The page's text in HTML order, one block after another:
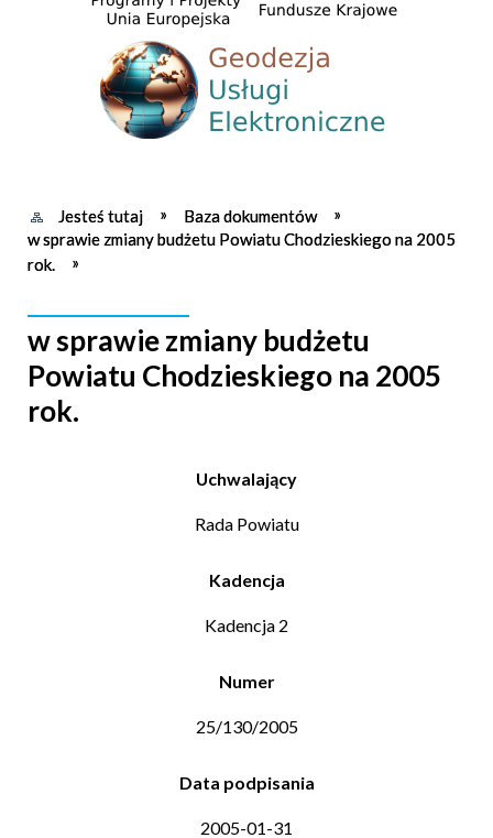
Jesteś tutaj
Baza dokumentów
w sprawie zmiany budżetu Powiatu Chodzieskiego na 2005
rok.
w sprawie zmiany budżetu
Powiatu Chodzieskiego na 2005
rok.
Uchwalający
Rada Powiatu
Kadencja
Kadencja 2
Numer
25/130/2005
Data podpisania
2005-01-31